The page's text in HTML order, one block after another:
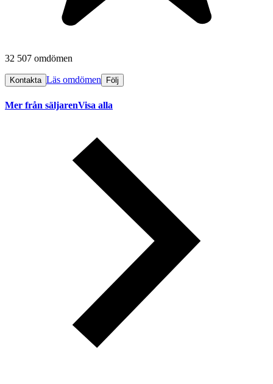
32 507 omdömen
Kontakta Läs omdömen Följ
Mer från säljarenVisa alla